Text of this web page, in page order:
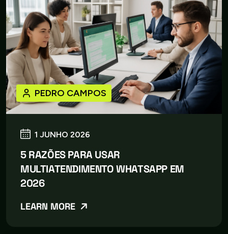
1 JUNHO 2026
PEDRO CAMPOS
5 RAZÕES PARA USAR
MULTIATENDIMENTO WHATSAPP EM
2026
LEARN MORE